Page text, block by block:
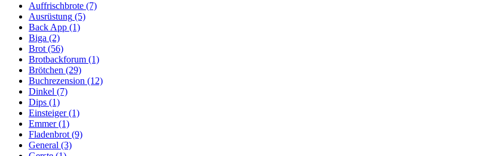
Auffrischbrote (7)
Ausrüstung (5)
Back App (1)
Biga (2)
Brot (56)
Brotbackforum (1)
Brötchen (29)
Buchrezension (12)
Dinkel (7)
Dips (1)
Einsteiger(1)
Emmer(1)
Fladenbrot (9)
General (3)